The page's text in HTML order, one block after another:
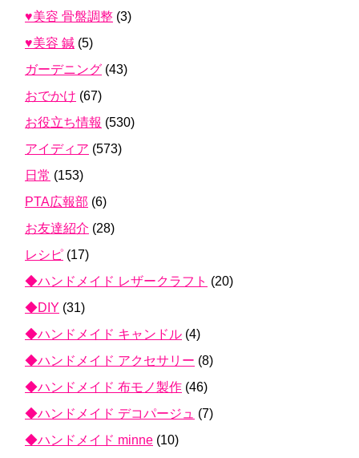
♥美容 骨盤調整 (3)
♥美容 鍼 (5)
ガーデニング (43)
おでかけ (67)
お役立ち情報 (530)
アイディア (573)
日常 (153)
PTA広報部 (6)
お友達紹介 (28)
レシピ (17)
◆ハンドメイド レザークラフト (20)
◆DIY (31)
◆ハンドメイド キャンドル (4)
◆ハンドメイド アクセサリー (8)
◆ハンドメイド 布モノ製作 (46)
◆ハンドメイド デコパージュ (7)
◆ハンドメイド minne (10)